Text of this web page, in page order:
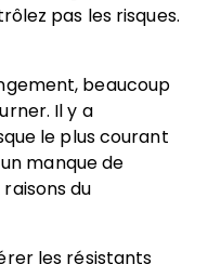
pas les risques.
beaucoup
Il y a
le plus courant
manque de
du
les résistants